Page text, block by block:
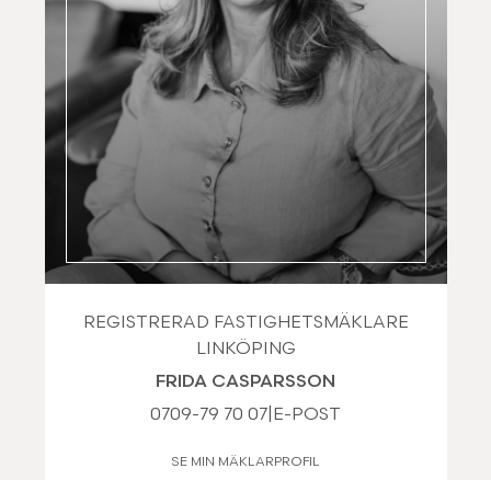
REGISTRERAD FASTIGHETSMÄKLARE
LINKÖPING
FRIDA CASPARSSON
0709-79 70 07 E-POST
SE MIN MÄKLARPROFIL